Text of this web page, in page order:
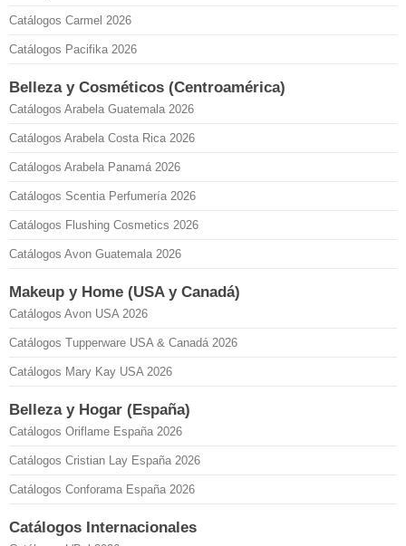
Catálogos Carmel 2026
Catálogos Pacifika 2026
Belleza y Cosméticos (Centroamérica)
Catálogos Arabela Guatemala 2026
Catálogos Arabela Costa Rica 2026
Catálogos Arabela Panamá 2026
Catálogos Scentia Perfumería 2026
Catálogos Flushing Cosmetics 2026
Catálogos Avon Guatemala 2026
Makeup y Home (USA y Canadá)
Catálogos Avon USA 2026
Catálogos Tupperware USA & Canadá 2026
Catálogos Mary Kay USA 2026
Belleza y Hogar (España)
Catálogos Oriflame España 2026
Catálogos Cristian Lay España 2026
Catálogos Conforama España 2026
Catálogos Internacionales